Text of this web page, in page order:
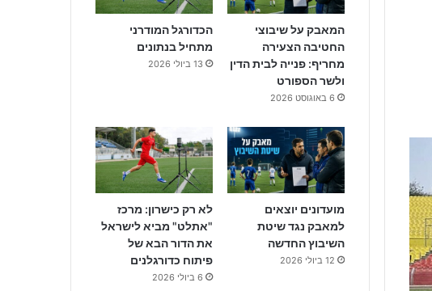
המאבק על שיבוצי
החטיבה הצעירה
מחריף: פנייה לבית הדין
ולשר הספורט
6 באוגוסט 2026
הכדורגל המודרני
מתחיל בנתונים
13 ביולי 2026
מועדונים יוצאים
למאבק נגד שיטת
השיבוץ החדשה
12 ביולי 2026
לא רק כישרון: מרכז
"אתלט" מביא לישראל
את הדור הבא של
פיתוח כדורגלנים
6 ביולי 2026